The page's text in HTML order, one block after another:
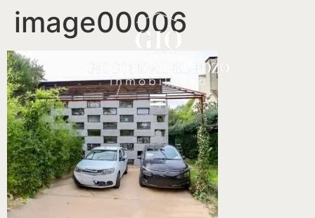
image00006